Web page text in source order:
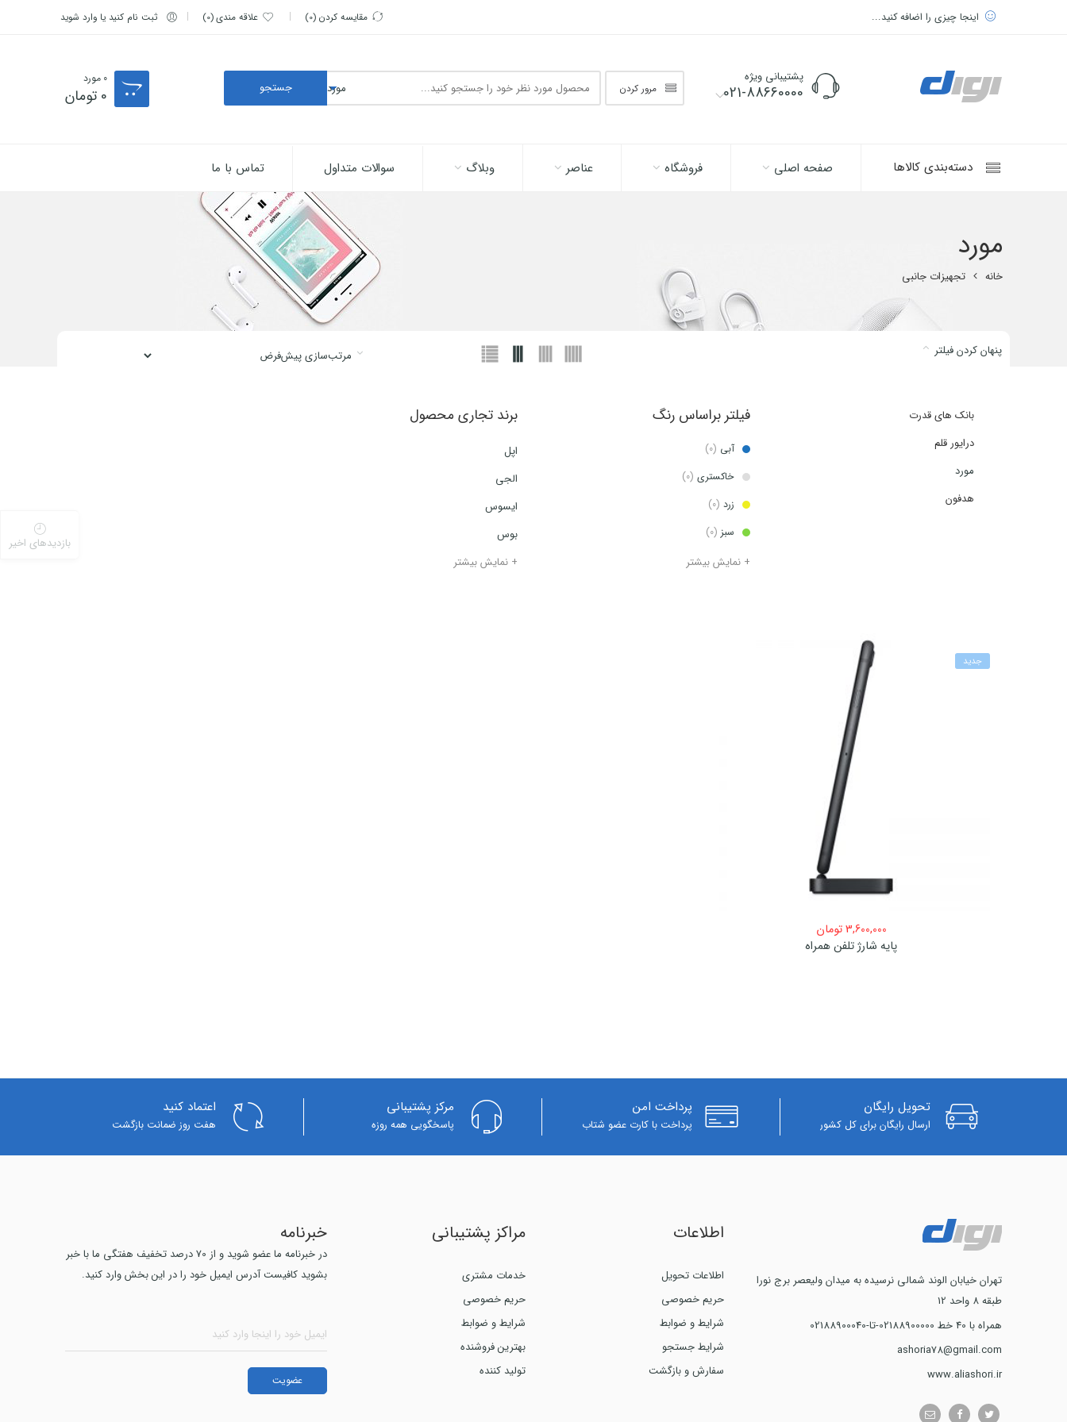
اینجا چیزی را اضافه کنید... مقایسه کردن 0 علاقه مندی 0 ثبت نام کنید یا وارد شوید
پشتیبانی ویژه
021-88660000 مرور کردن
جستجو
اینجا
0 مورد
0 تومان
دسته‌بندی کالاها صفحه اصلی فروشگاه عناصر وبلاگ سوالات متداول تماس با ما
مورد
خانه تجهیزات جانبی
پنهان کردن فیلتر
بانک های قدرت
درایور قلم
مورد
هدفون
فیلتر براساس رنگ
آبی (0)
خاکستری (0)
زرد (0)
سبز (0)
+ نمایش بیشتر
برند تجاری محصول
اپل
الجی
ایسوس
بوس
+ نمایش بیشتر
جدید
3,600,000 تومان
پایه شارژ تلفن همراه
تحویل رایگان
ارسال رایگان برای کل کشور
پرداخت امن
پرداخت با کارت عضو شتاب
مرکز پشتیبانی
پاسخگویی همه روزه
اعتماد کنید
هفت روز ضمانت بازگشت
تهران خیابان الوند شمالی نرسیده به میدان ولیعصر برج نورا
طبقه 8 واحد 12
همراه با 40 خط 02188900000-تا-02188900040
ashoria78@gmail.com
www.aliashori.ir
اطلاعات
اطلاعات تحویل
حریم خصوصی
شرایط و ضوابط
شرایط جستجو
سفارش و بازگشت
مراکز پشتیبانی
خدمات مشتری
حریم خصوصی
شرایط و ضوابط
بهترین فروشنده
تولید کننده
خبرنامه
در خبرنامه ما عضو شوید و از 70 درصد تخفیف هفتگی ما با خبر
بشوید کافیست آدرس ایمیل خود را در این بخش وارد کنید.
بازدیدهای اخیر